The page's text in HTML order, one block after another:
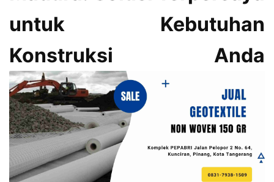
untuk Kebutuhan
Konstruksi Anda